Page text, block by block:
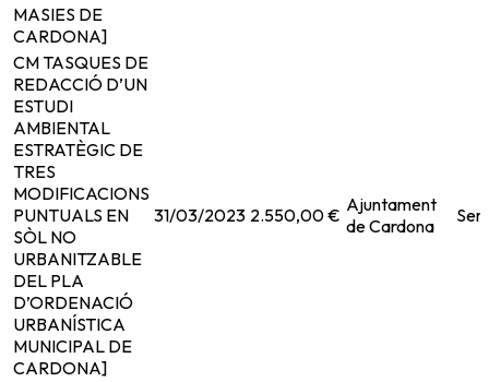
MASIES DE
CARDONA]
CM TASQUES DE
REDACCIÓ D’UN
ESTUDI
AMBIENTAL
ESTRATÈGIC DE
TRES
MODIFICACIONS
PUNTUALS EN
SÒL NO
URBANITZABLE
DEL PLA
D’ORDENACIÓ
URBANÍSTICA
MUNICIPAL DE
CARDONA]
31/03/2023 2.550,00 € Ajuntament
de Cardona